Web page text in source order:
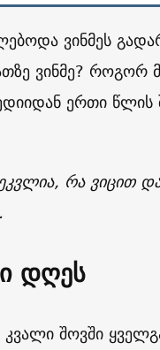
ვინმეს
ვინმე?
ერთი წლის
რა
დღეს
კვალი შოვში